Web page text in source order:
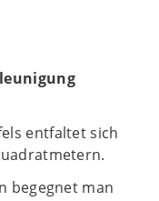
entfaltet sich
begegnet man